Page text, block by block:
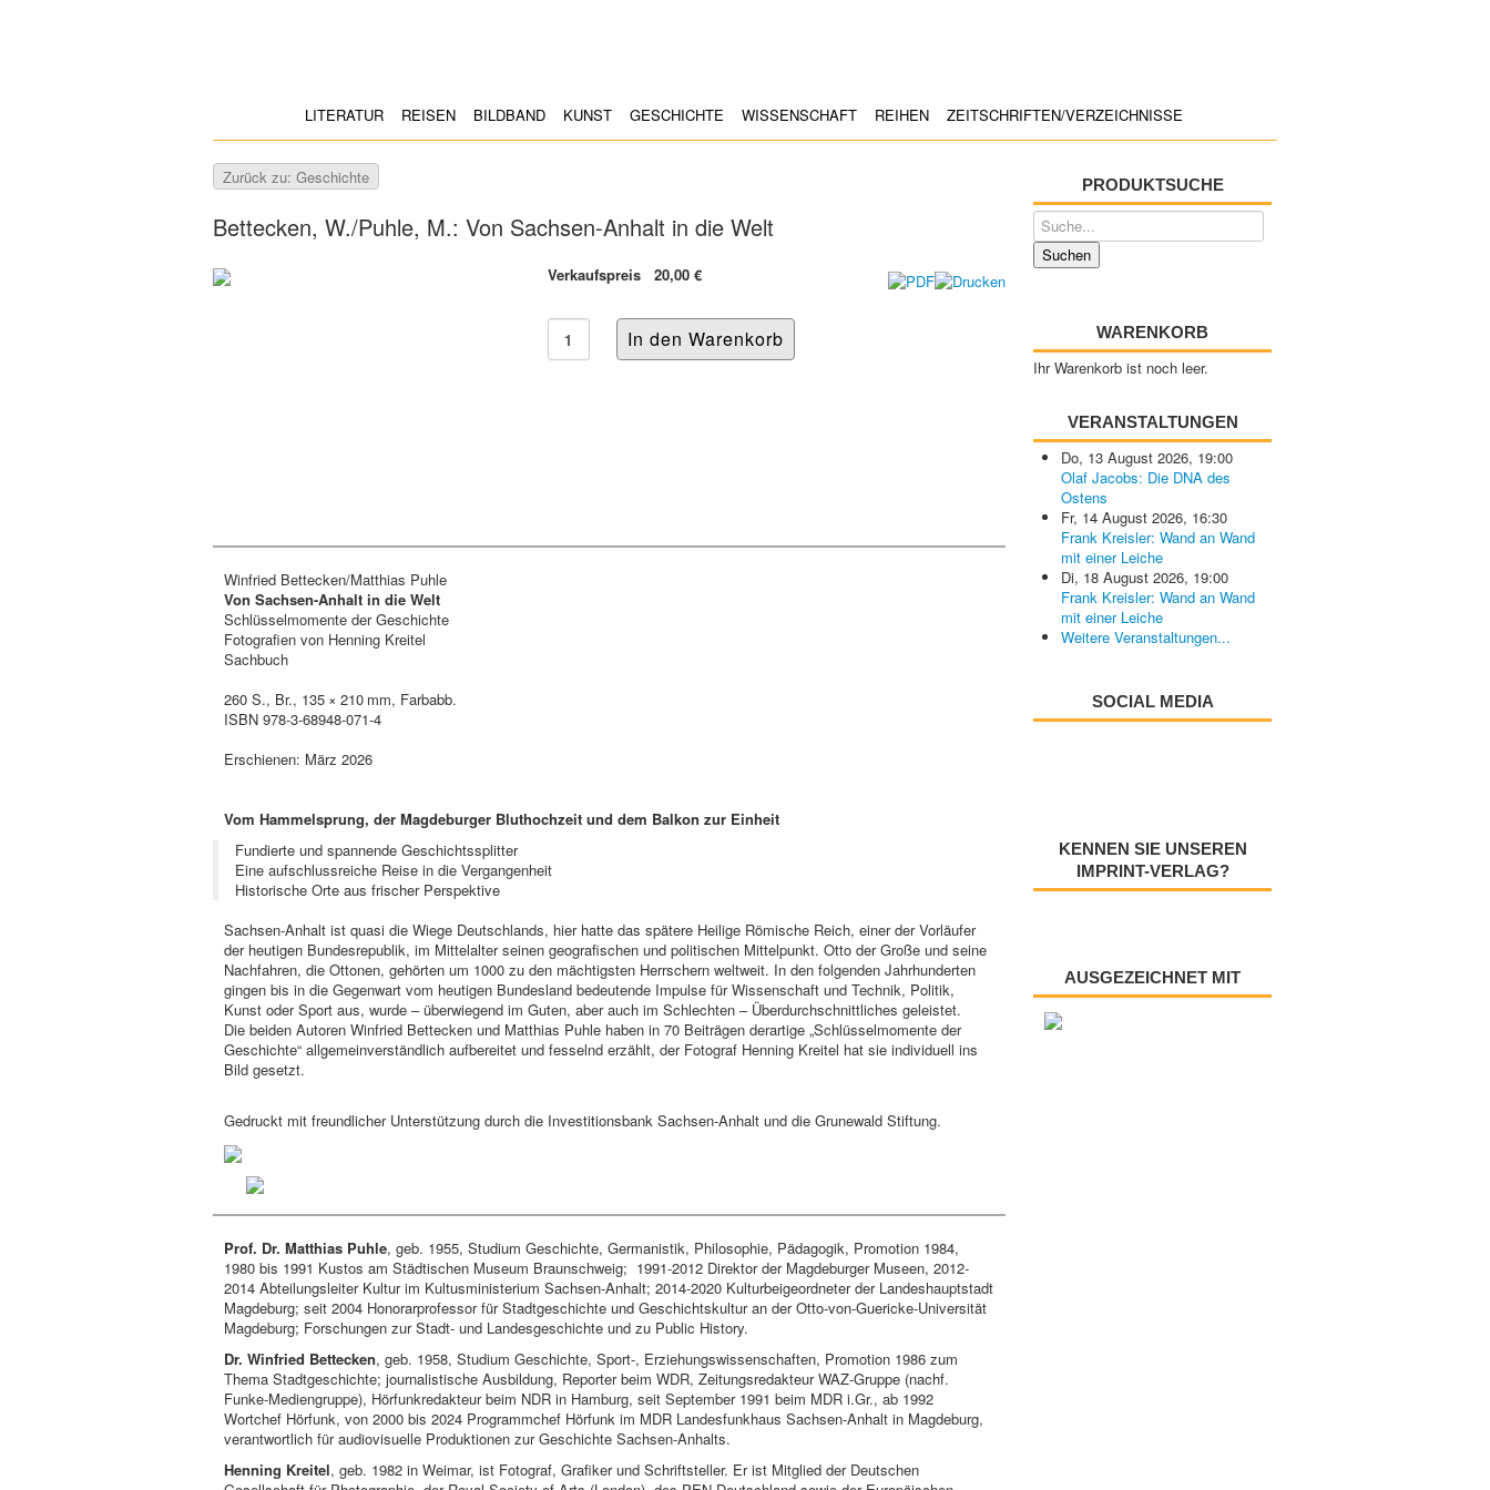
LITERATUR REISEN BILDBAND KUNST GESCHICHTE WISSENSCHAFT REIHEN ZEITSCHRIFTEN/VERZEICHNISSE
Zurück zu: Geschichte
Bettecken, W./Puhle, M.: Von Sachsen-Anhalt in die Welt
Verkaufspreis 20,00 €
Winfried Bettecken/Matthias Puhle
Von Sachsen-Anhalt in die Welt
Schlüsselmomente der Geschichte
Fotografien von Henning Kreitel
Sachbuch
260 S., Br., 135 × 210 mm, Farbabb.
ISBN 978-3-68948-071-4
Erschienen: März 2026
Vom Hammelsprung, der Magdeburger Bluthochzeit und dem Balkon zur Einheit
Fundierte und spannende Geschichtssplitter
Eine aufschlussreiche Reise in die Vergangenheit
Historische Orte aus frischer Perspektive
Sachsen-Anhalt ist quasi die Wiege Deutschlands, hier hatte das spätere Heilige Römische Reich, einer der Vorläufer
der heutigen Bundesrepublik, im Mittelalter seinen geografischen und politischen Mittelpunkt. Otto der Große und seine
Nachfahren, die Ottonen, gehörten um 1000 zu den mächtigsten Herrschern weltweit. In den folgenden Jahrhunderten
gingen bis in die Gegenwart vom heutigen Bundesland bedeutende Impulse für Wissenschaft und Technik, Politik,
Kunst oder Sport aus, wurde – überwiegend im Guten, aber auch im Schlechten – Überdurchschnittliches geleistet.
Die beiden Autoren Winfried Bettecken und Matthias Puhle haben in 70 Beiträgen derartige „Schlüsselmomente der
Geschichte“ allgemeinverständlich aufbereitet und fesselnd erzählt, der Fotograf Henning Kreitel hat sie individuell ins
Bild gesetzt.
Gedruckt mit freundlicher Unterstützung durch die Investitionsbank Sachsen-Anhalt und die Grunewald Stiftung.
Prof. Dr. Matthias Puhle, geb. 1955, Studium Geschichte, Germanistik, Philosophie, Pädagogik, Promotion 1984,
1980 bis 1991 Kustos am Städtischen Museum Braunschweig; 1991-2012 Direktor der Magdeburger Museen, 2012-
2014 Abteilungsleiter Kultur im Kultusministerium Sachsen-Anhalt; 2014-2020 Kulturbeigeordneter der Landeshauptstadt
Magdeburg; seit 2004 Honorarprofessor für Stadtgeschichte und Geschichtskultur an der Otto-von-Guericke-Universität
Magdeburg; Forschungen zur Stadt- und Landesgeschichte und zu Public History.
Dr. Winfried Bettecken, geb. 1958, Studium Geschichte, Sport-, Erziehungswissenschaften, Promotion 1986 zum
Thema Stadtgeschichte; journalistische Ausbildung, Reporter beim WDR, Zeitungsredakteur WAZ-Gruppe (nachf.
Funke-Mediengruppe), Hörfunkredakteur beim NDR in Hamburg, seit September 1991 beim MDR i.Gr., ab 1992
Wortchef Hörfunk, von 2000 bis 2024 Programmchef Hörfunk im MDR Landesfunkhaus Sachsen-Anhalt in Magdeburg,
verantwortlich für audiovisuelle Produktionen zur Geschichte Sachsen-Anhalts.
Henning Kreitel, geb. 1982 in Weimar, ist Fotograf, Grafiker und Schriftsteller. Er ist Mitglied der Deutschen
PRODUKTSUCHE
WARENKORB
Ihr Warenkorb ist noch leer.
VERANSTALTUNGEN
Do, 13 August 2026, 19:00
Olaf Jacobs: Die DNA des
Ostens
Fr, 14 August 2026, 16:30
Frank Kreisler: Wand an Wand
mit einer Leiche
Di, 18 August 2026, 19:00
Frank Kreisler: Wand an Wand
mit einer Leiche
Weitere Veranstaltungen...
SOCIAL MEDIA
KENNEN SIE UNSEREN
IMPRINT-VERLAG?
AUSGEZEICHNET MIT